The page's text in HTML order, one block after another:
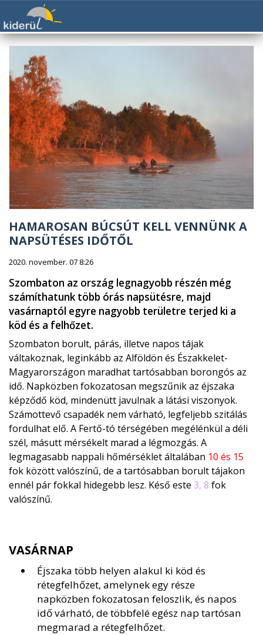
HAMAROSAN BÚCSÚT KELL VENNÜNK A
NAPSÜTÉSES IDŐTŐL
2020. november. 07 8:26
Szombaton az ország legnagyobb részén még
számíthatunk több órás napsütésre, majd
vasárnaptól egyre nagyobb területre terjed ki a
köd és a felhőzet.
Szombaton borult, párás, illetve napos tájak
váltakoznak, leginkább az Alföldön és Északkelet-
Magyarországon maradhat tartósabban borongós az
idő. Napközben fokozatosan megszűnik az éjszaka
képződő köd, mindenütt javulnak a látási viszonyok.
Számottevő csapadék nem várható, legfeljebb szitálás
fordulhat elő. A Fertő-tó térségében megélénkül a déli
szél, másutt mérsékelt marad a légmozgás. A
legmagasabb nappali hőmérséklet általában 10 és 15
fok között valószínű, de a tartósabban borult tájakon
ennél pár fokkal hidegebb lesz. Késő este 3, 8 fok
valószínű.
VASÁRNAP
Éjszaka több helyen alakul ki köd és
rétegfelhőzet, amelynek egy része
napközben fokozatosan feloszlik, és napos
idő várható, de többfelé egész nap tartósan
megmarad a rétegfelhőzet.